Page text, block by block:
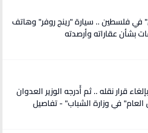
"أغنى متسول" في فلسطين .. سيارة "رينج روفر" وهاتف
بشأن عقاراته وأرصدته
"انتصر قضائيًا بإلغاء قرار نقله .. ثم أُدرجه الوزير العدوان
في وزارة الشباب" - تفاصيل